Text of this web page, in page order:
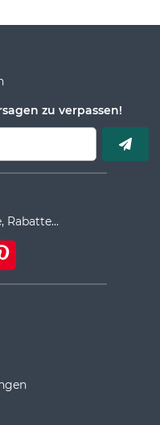
zu verpassen!
Rabatte...